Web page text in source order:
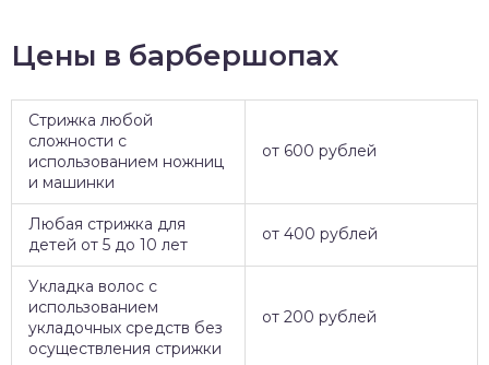
Цены в барбершопах
Стрижка любой
сложности с
использованием ножниц
и машинки
от 600 рублей
Любая стрижка для
детей от 5 до 10 лет
от 400 рублей
Укладка волос с
использованием
укладочных средств без
осуществления стрижки
от 200 рублей